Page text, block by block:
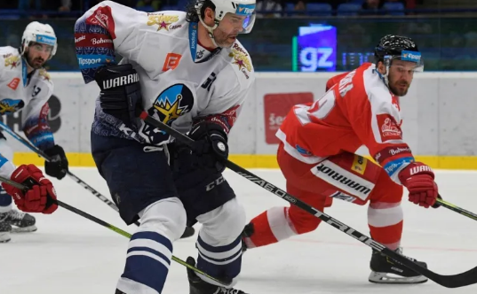
Curling
Dostihy
Florbal
Futsal
Golf
Gymnastika
Moderní pětiboj
Motorsport
Olympijské hry
Parasport
Plavání
Plážový volejbal
Triatlon
Veslování
Vodní slalom
Ostatní